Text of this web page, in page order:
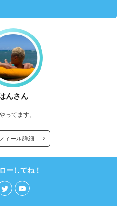
んさん
ってます。
ィール詳細
ーしてね！